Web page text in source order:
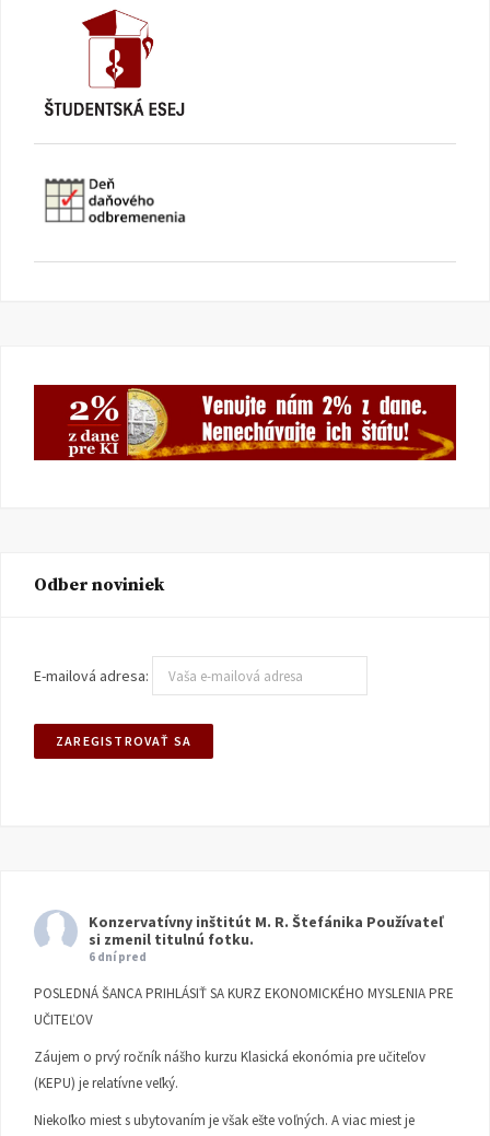
Odber noviniek
E-mailová adresa:
Konzervatívny inštitút M. R. Štefánika Používateľ
si zmenil titulnú fotku.
6 dní pred
POSLEDNÁ ŠANCA PRIHLÁSIŤ SA KURZ EKONOMICKÉHO MYSLENIA PRE
UČITEĽOV
Záujem o prvý ročník nášho kurzu Klasická ekonómia pre učiteľov
(KEPU) je relatívne veľký.
Niekoľko miest s ubytovaním je však ešte voľných. A viac miest je